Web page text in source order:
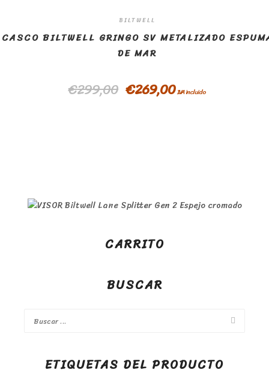
BILTWELL
CASCO BILTWELL GRINGO SV METALIZADO
DE MAR
€299,00 €269,00IVA incluido
CARRITO
BUSCAR
ETIQUETAS DEL PRODUCTO